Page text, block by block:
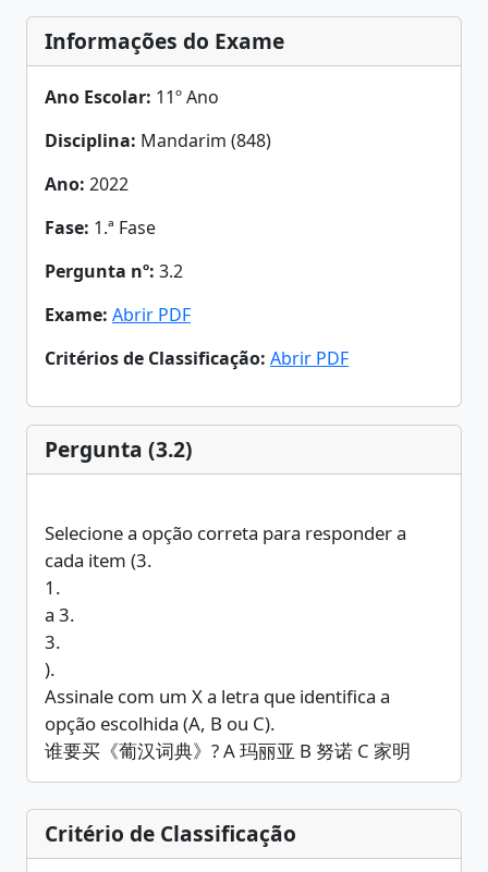
Informações do Exame
Ano Escolar: 11º Ano
Disciplina: Mandarim (848)
Ano: 2022
Fase: 1.ª Fase
Pergunta nº: 3.2
Exame: Abrir PDF
Critérios de Classificação: Abrir PDF
Pergunta (3.2)
Selecione a opção correta para responder a
cada item (3.
1.
a 3.
3.
).
Assinale com um X a letra que identifica a
opção escolhida (A, B ou C).
谁要买《葡汉词典》? A 玛丽亚 B 努诺 C 家明
Critério de Classificação